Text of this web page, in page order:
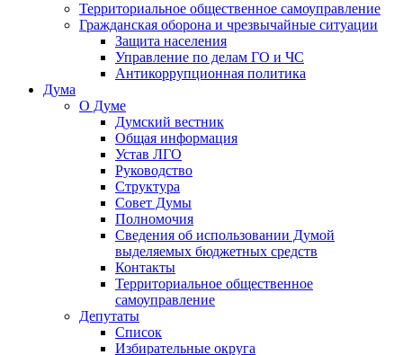
Территориальное общественное самоуправление
Гражданская оборона и чрезвычайные ситуации
Защита населения
Управление по делам ГО и ЧС
Антикоррупционная политика
Дума
О Думе
Думский вестник
Общая информация
Устав ЛГО
Руководство
Структура
Совет Думы
Полномочия
Сведения об использовании Думой
выделяемых бюджетных средств
Контакты
Территориальное общественное
самоуправление
Депутаты
Список
Избирательные округа